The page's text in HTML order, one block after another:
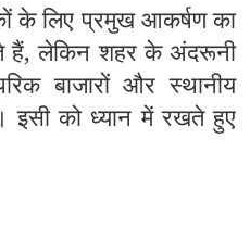
के लिए प्रमुख आकर्षण का
हैं, लेकिन शहर के अंदरूनी
बाजारों और स्थानीय
इसी को ध्यान में रखते हुए